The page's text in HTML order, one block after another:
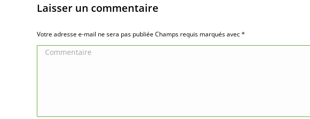
Laisser un commentaire
Votre adresse e-mail ne sera pas publiée Champs requis marqués avec*
Commentaire